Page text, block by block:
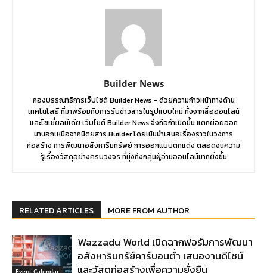
Builder News
กองบรรณาธิการเว็บไซต์ Builder News - ด้วยความก้าวหน้าทางด้าน
เทคโนโลยี ที่มาพร้อมกับการรับข่าวสารในรูปแบบใหม่ ทั้งจากสื่อออนไลน์
และโซเชี่ยลมีเดีย เว็บไซต์ Builder News จึงถือกำเนิดขึ้น แตกย่อยออก
มานอกเหนือจากนิตยสาร Builder โดยเน้นนำเสนอเรื่องราวในวงการ
ก่อสร้าง การพัฒนาอสังหาริมทรัพย์ การออกแบบตกแต่ง ตลอดจนความ
รู้เรื่องวัสดุอย่างครบวงจร ที่มุ่งถึงกลุ่มผู้อ่านออนไลน์มากยิ่งขึ้น
RELATED ARTICLES MORE FROM AUTHOR
Event Calendar
Wazzadu World เปิดฉากฟอรัมการพัฒนา
อสังหาริมทรัย์คาร์บอนต่ำ เสนองานดีไซน์
และวัสดุก่อสร้างเพื่อความยั่งยืน